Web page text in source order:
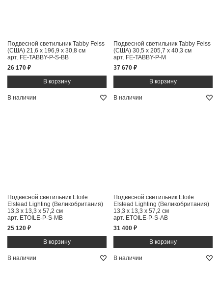
Подвесной светильник Tabby Feiss
(США) 21,6 x 196,9 x 30,8 см
арт. FE-TABBY-P-S-BB
26 170 ₽
Подвесной светильник Tabby Feiss
(США) 30,5 x 205,7 x 40,3 см
арт. FE-TABBY-P-M
37 670 ₽
В наличии
Подвесной светильник Etoile
Elstead Lighting (Великобритания)
13,3 x 13,3 x 57,2 см
арт. ETOILE-P-S-MB
25 120 ₽
В наличии
Подвесной светильник Etoile
Elstead Lighting (Великобритания)
13,3 x 13,3 x 57,2 см
арт. ETOILE-P-S-AB
31 400 ₽
В наличии В наличии